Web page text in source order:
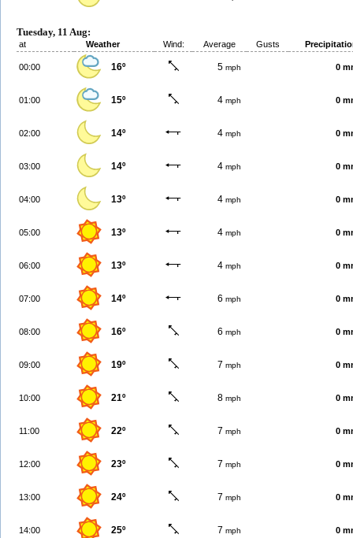
Tuesday, 11 Aug:
at Weather Wind: Average Gusts
00:00 16º 5 mph 0
01:00 15º 4 mph 0
02:00 14º 4 mph 0
03:00 14º 4 mph 0
04:00 13º 4 mph 0
05:00 13º 4 mph 0
06:00 13º 4 mph 0
07:00 14º 6 mph 0
08:00 16º 6 mph 0
09:00 19º 7 mph 0
10:00 21º 8 mph 0
11:00 22º 7 mph 0
12:00 23º 7 mph 0
13:00 24º 7 mph 0
14:00 25º 7 mph 0